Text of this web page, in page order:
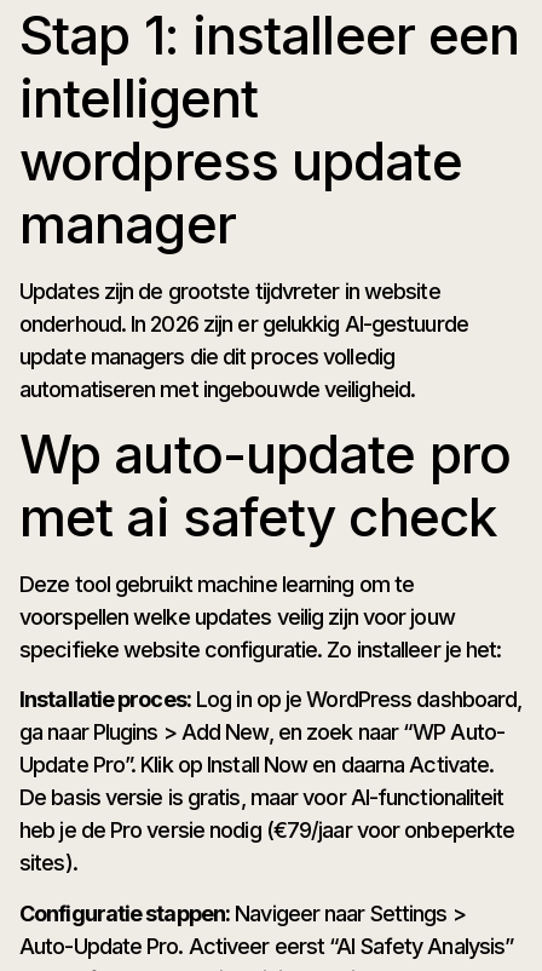
Stap 1: installeer een
intelligent
wordpress update
manager
Updates zijn de grootste tijdvreter in website
onderhoud. In 2026 zijn er gelukkig AI-gestuurde
update managers die dit proces volledig
automatiseren met ingebouwde veiligheid.
Wp auto-update pro
met ai safety check
Deze tool gebruikt machine learning om te
voorspellen welke updates veilig zijn voor jouw
specifieke website configuratie. Zo installeer je het:
Installatie proces:Log in op je WordPress dashboard,
ga naar Plugins > Add New, en zoek naar “WP Auto-
Update Pro”. Klik op Install Now en daarna Activate.
De basis versie is gratis, maar voor AI-functionaliteit
heb je de Pro versie nodig (€79/jaar voor onbeperkte
sites).
Configuratie stappen: Navigeer naar Settings >
Auto-Update Pro. Activeer eerst “AI Safety Analysis”